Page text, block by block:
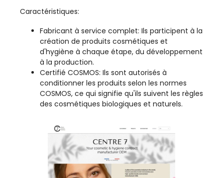
Caractéristiques:
Fabricant à service complet: Ils participent à la
création de produits cosmétiques et
d'hygiène à chaque étape, du développement
à la production.
Certifié COSMOS: Ils sont autorisés à
conditionner les produits selon les normes
COSMOS, ce qui signifie qu'ils suivent les règles
des cosmétiques biologiques et naturels.